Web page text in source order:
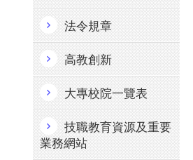
法令規章
高教創新
大專校院一覽表
技職教育資源及重要
業務網站